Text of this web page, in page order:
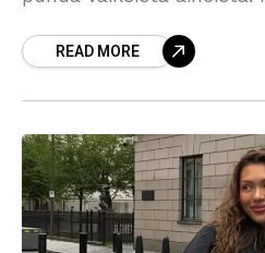
Instagramissa rehellisillä
READ MORE